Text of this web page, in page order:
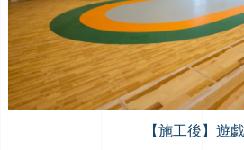
【施工後】遊